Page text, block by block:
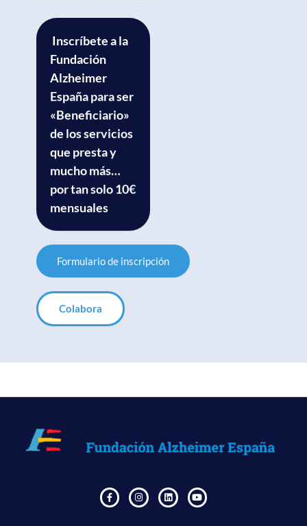
Inscríbete a la
Fundación
Alzheimer
España para ser
«Beneficiario»
de los servicios
que presta y
mucho más…
por tan solo 10€
mensuales
Formulario de inscripción
Colabora